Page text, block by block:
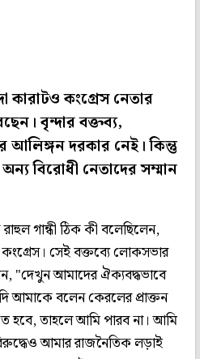
কারাটও কংগ্রেস নেতার
বৃন্দার বক্তব্য,
আলিঙ্গন দরকার নেই। কিন্তু
বিরোধী নেতাদের সম্মান
গান্ধী ঠিক কী বলেছিলেন,
সেই বক্তব্যে লোকসভার
"দেখুন আমাদের ঐক্যবদ্ধভাবে
আমাকে বলেন কেরলের প্রাক্তন
হবে, তাহলে আমি পারব না। আমি
আমার রাজনৈতিক লড়াই